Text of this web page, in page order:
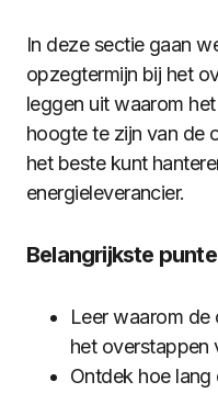
In deze sectie gaan
opzegtermijn bij het
leggen uit waarom
hoogte te zijn van de
het beste kunt
energieleverancier.
Belangrijkste
Leer waarom de
het overstappen
Ontdek hoe